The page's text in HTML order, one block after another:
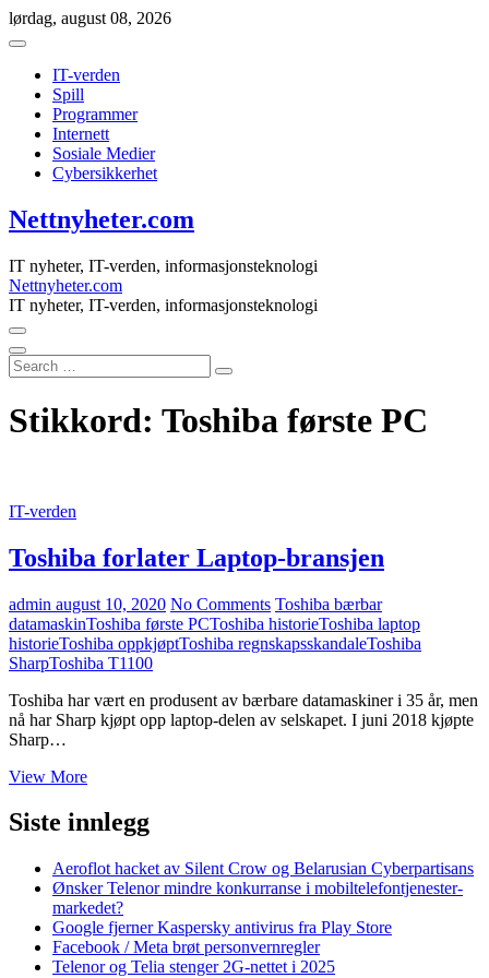
Skip
to
lørdag, august 08, 2026
IT-verden
Spill
Programmer
Internett
Sosiale Medier
Cybersikkerhet
Nettnyheter.com
IT nyheter, IT-verden, informasjonsteknologi
Nettnyheter.com
IT nyheter, IT-verden, informasjonsteknologi
Search
…
Stikkord: Toshiba første PC
IT-verden
Toshiba forlater Laptop-bransjen
admin august 10, 2020 No Comments Toshiba bærbar
datamaskinToshiba første PCToshiba historieToshiba laptop
historieToshiba oppkjøptToshiba regnskapsskandaleToshiba
SharpToshiba T1100
Toshiba har vært en produsent av bærbare datamaskiner i 35 år, men
nå har Sharp kjøpt opp laptop-delen av selskapet. I juni 2018 kjøpte
Sharp…
View MoreToshiba
Laptop-
bransjen
Siste innlegg
Aeroflot hacket av Silent Crow og Belarusian Cyberpartisans
Ønsker Telenor mindre konkurranse i mobiltelefontjenester-
markedet?
Google fjerner Kaspersky antivirus fra Play Store
Facebook / Meta brøt personvernregler
Telenor og Telia stenger 2G-nettet i 2025